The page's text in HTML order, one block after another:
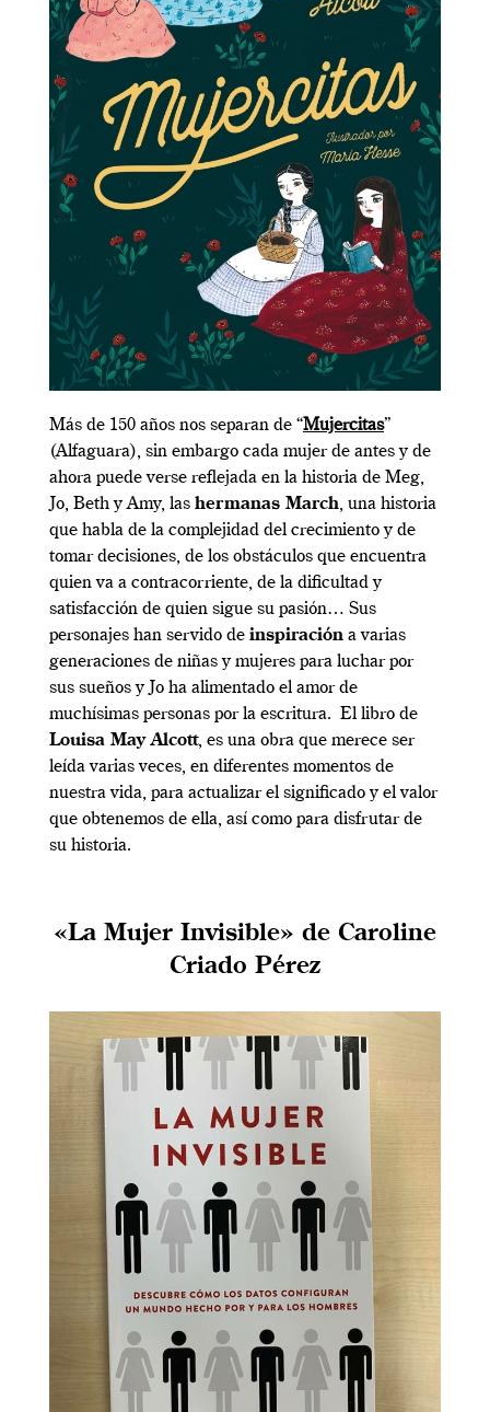
Más de 150 años nos separan de “Mujercitas”
(Alfaguara), sin embargo cada mujer de antes y de
ahora puede verse reflejada en la historia de Meg,
Jo, Beth y Amy, las hermanas March, una historia
que habla de la complejidad del crecimiento y de
tomar decisiones, de los obstáculos que encuentra
quien va a contracorriente, de la dificultad y
satisfacción de quien sigue su pasión… Sus
personajes han servido de inspiración a varias
generaciones de niñas y mujeres para luchar por
sus sueños y Jo ha alimentado el amor de
muchísimas personas por la escritura. El libro de
Louisa May Alcott, es una obra que merece ser
leída varias veces, en diferentes momentos de
nuestra vida, para actualizar el significado y el valor
que obtenemos de ella, así como para disfrutar de
su historia.
«La Mujer Invisible» de Caroline
Criado Pérez